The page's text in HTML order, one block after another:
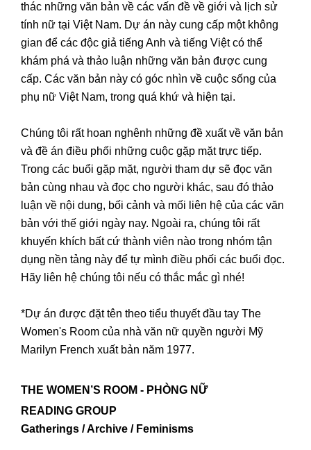
thác những văn bản về các vấn đề về giới và lịch sử
tính nữ tại Việt Nam. Dự án này cung cấp một không
gian để các độc giả tiếng Anh và tiếng Việt có thể
khám phá và thảo luận những văn bản được cung
cấp. Các văn bản này có góc nhìn về cuộc sống của
phụ nữ Việt Nam, trong quá khứ và hiện tại.
Chúng tôi rất hoan nghênh những đề xuất về văn bản
và đề án điều phối những cuộc gặp mặt trực tiếp.
Trong các buổi gặp mặt, người tham dự sẽ đọc văn
bản cùng nhau và đọc cho người khác, sau đó thảo
luận về nội dung, bối cảnh và mối liên hệ của các văn
bản với thế giới ngày nay. Ngoài ra, chúng tôi rất
khuyến khích bất cứ thành viên nào trong nhóm tận
dụng nền tảng này để tự mình điều phối các buổi đọc.
Hãy liên hệ chúng tôi nếu có thắc mắc gì nhé!
*Dự án được đặt tên theo tiểu thuyết đầu tay The
Women's Room của nhà văn nữ quyền người Mỹ
Marilyn French xuất bản năm 1977.
THE WOMEN’S ROOM - PHÒNG NỮ
READING GROUP
Gatherings / Archive / Feminisms